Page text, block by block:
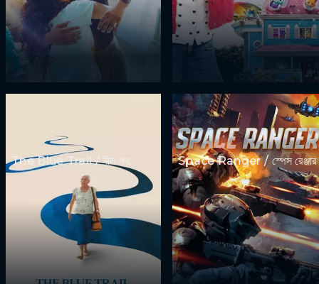
The Blue Trail / নীল পথ Space Ranger / স্পেস রেঞ্জার